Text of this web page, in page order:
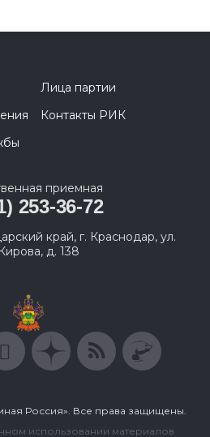
Лица партии
Контакты РИК
приемная
253-36-72
край, г. Краснодар, ул.
Кирова, д. 138
Россия». Все права защищены.
использовании материалов